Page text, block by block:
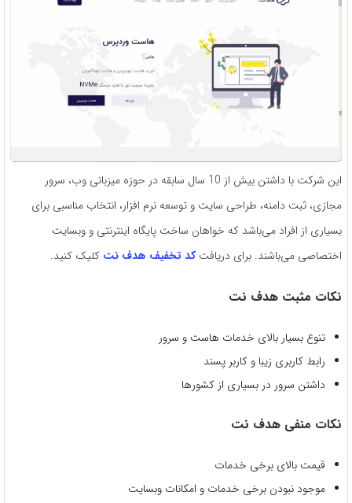
این شرکت با داشتن بیش از 10 سال سابقه در حوزه میزبانی وب، سرور
مجازی، ثبت دامنه، طراحی سایت و توسعه نرم افزار، انتخاب مناسبی برای
بسیاری از افراد می‌باشد که خواهان ساخت پایگاه اینترنتی و وبسایت
اختصاصی می‌باشند. برای دریافتکد تخفیف هدف نت کلیک کنید.
نکات مثبت هدف نت
تنوع بسیار بالای خدمات هاست و سرور
رابط کاربری زیبا و کاربر پسند
داشتن سرور در بسیاری از کشورها
نکات منفی هدف نت
قیمت بالای برخی خدمات
موجود نبودن برخی خدمات و امکانات وبسایت